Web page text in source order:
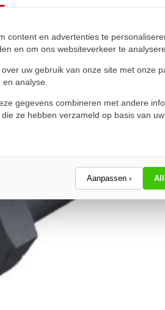
content en advertenties te
en om ons websiteverkeer te
uw gebruik van onze site met onze
en analyse.
gegevens combineren met andere
ze hebben verzameld op basis van
Aanpassen ›